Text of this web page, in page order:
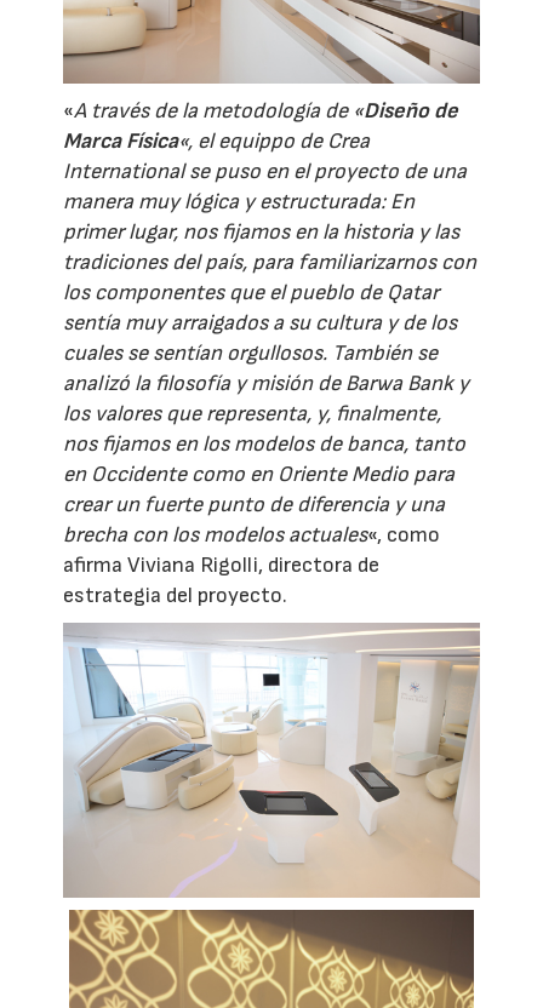
«A través de la metodología de «Diseño de
Marca Física«, el equippo de Crea
International se puso en el proyecto de una
manera muy lógica y estructurada: En
primer lugar, nos fijamos en la historia y las
tradiciones del país, para familiarizarnos con
los componentes que el pueblo de Qatar
sentía muy arraigados a su cultura y de los
cuales se sentían orgullosos. También se
analizó la filosofía y misión de Barwa Bank y
los valores que representa, y, finalmente,
nos fijamos en los modelos de banca, tanto
en Occidente como en Oriente Medio para
crear un fuerte punto de diferencia y una
brecha con los modelos actuales«, como
afirma Viviana Rigolli, directora de
estrategia del proyecto.